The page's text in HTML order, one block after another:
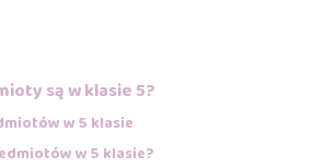
są w klasie 5?
w 5 klasie
w 5 klasie?